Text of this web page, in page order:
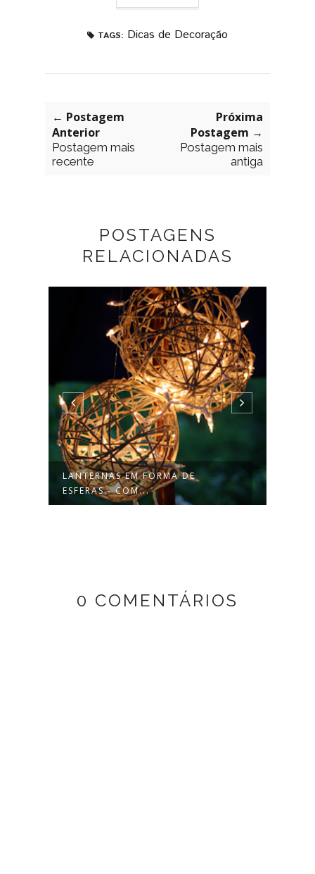
TAGS: Dicas de Decoração
← Postagem
Anterior
Postagem mais
recente
Próxima
Postagem →
Postagem mais
antiga
POSTAGENS
RELACIONADAS
LANTERNAS EM FORMA DE
ESFERAS - COM...
0 COMENTÁRIOS